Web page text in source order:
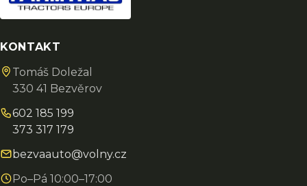
KONTAKT
Tomáš Doležal
330 41 Bezvěrov
602 185 199
373 317 179
bezvaauto@volny.cz
Po–Pá 10:00–17:00